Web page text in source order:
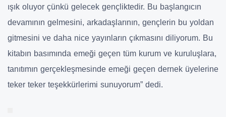
ışık oluyor çünkü gelecek gençliktedir. Bu başlangıcın
devamının gelmesini, arkadaşlarının, gençlerin bu yoldan
gitmesini ve daha nice yayınların çıkmasını diliyorum. Bu
kitabın basımında emeği geçen tüm kurum ve kuruluşlara,
tanıtımın gerçekleşmesinde emeği geçen dernek üyelerine
teker teker teşekkürlerimi sunuyorum” dedi.